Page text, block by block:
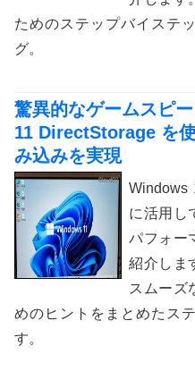
ためのステップバイステ
グ。
驚異的なゲームスピ
11 DirectStorage を
み込みを実現
Windows
に活用し
パフォー
紹介しま
スムーズ
めのヒントをまとめたス
す。